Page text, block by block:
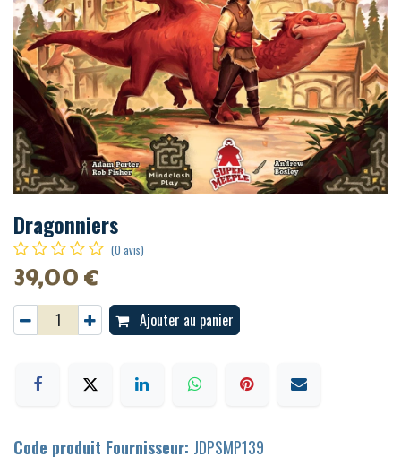
Dragonniers
(0 avis)
39,00€
Ajouter au panier
Code produit Fournisseur: JDPSMP139